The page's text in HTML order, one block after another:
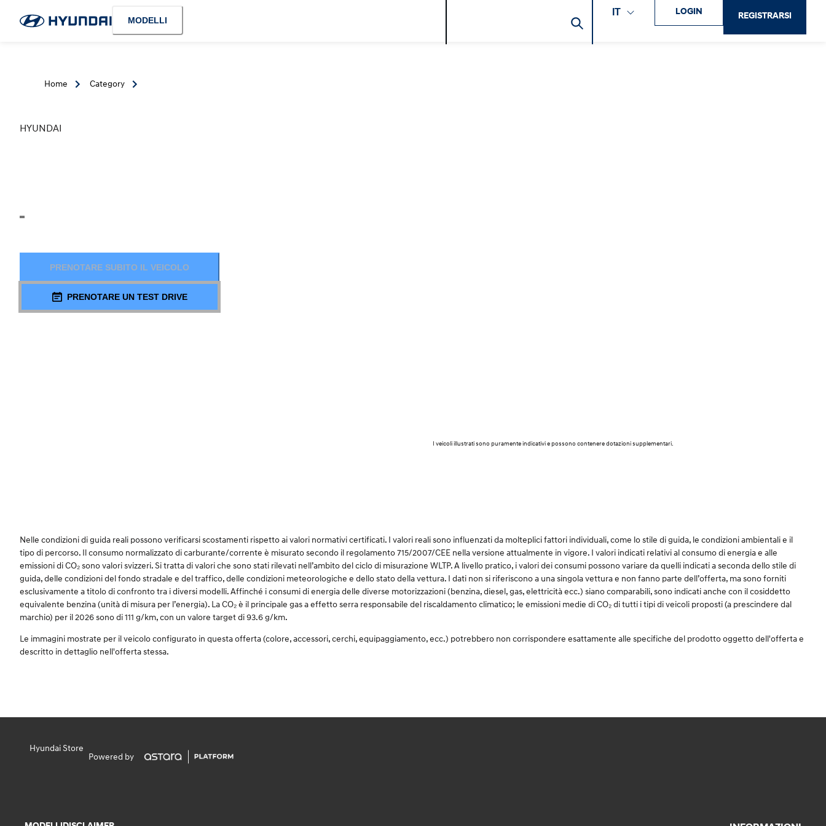
MODELLI
IT LOGIN REGISTRARSI
Home Category
HYUNDAI
PRENOTARE SUBITO IL VEICOLO
PRENOTARE UN TEST DRIVE
I veicoli illustrati sono puramente indicativi e possono contenere dotazioni supplementari.
Nelle condizioni di guida reali possono verificarsi scostamenti rispetto ai valori normativi certificati. I valori reali sono influenzati da molteplici fattori individuali, come lo stile di guida, le condizioni ambientali e il
tipo di percorso. Il consumo normalizzato di carburante/corrente è misurato secondo il regolamento 715/2007/CEE nella versione attualmente in vigore. I valori indicati relativi al consumo di energia e alle
emissioni di CO₂ sono valori svizzeri. Si tratta di valori che sono stati rilevati nell’ambito del ciclo di misurazione WLTP. A livello pratico, i valori dei consumi possono variare da quelli indicati a seconda dello stile di
guida, delle condizioni del fondo stradale e del traffico, delle condizioni meteorologiche e dello stato della vettura. I dati non si riferiscono a una singola vettura e non fanno parte dell’offerta, ma sono forniti
esclusivamente a titolo di confronto tra i diversi modelli. Affinché i consumi di energia delle diverse motorizzazioni (benzina, diesel, gas, elettricità ecc.) siano comparabili, sono indicati anche con il cosiddetto
equivalente benzina (unità di misura per l’energia). La CO₂ è il principale gas a effetto serra responsabile del riscaldamento climatico; le emissioni medie di CO₂ di tutti i tipi di veicoli proposti (a prescindere dal
marchio) per il 2026 sono di 111 g/km, con un valore target di 93.6 g/km.
Le immagini mostrate per il veicolo configurato in questa offerta (colore, accessori, cerchi, equipaggiamento, ecc.) potrebbero non corrispondere esattamente alle specifiche del prodotto oggetto dell'offerta e
descritto in dettaglio nell'offerta stessa.
Hyundai Store
Powered by